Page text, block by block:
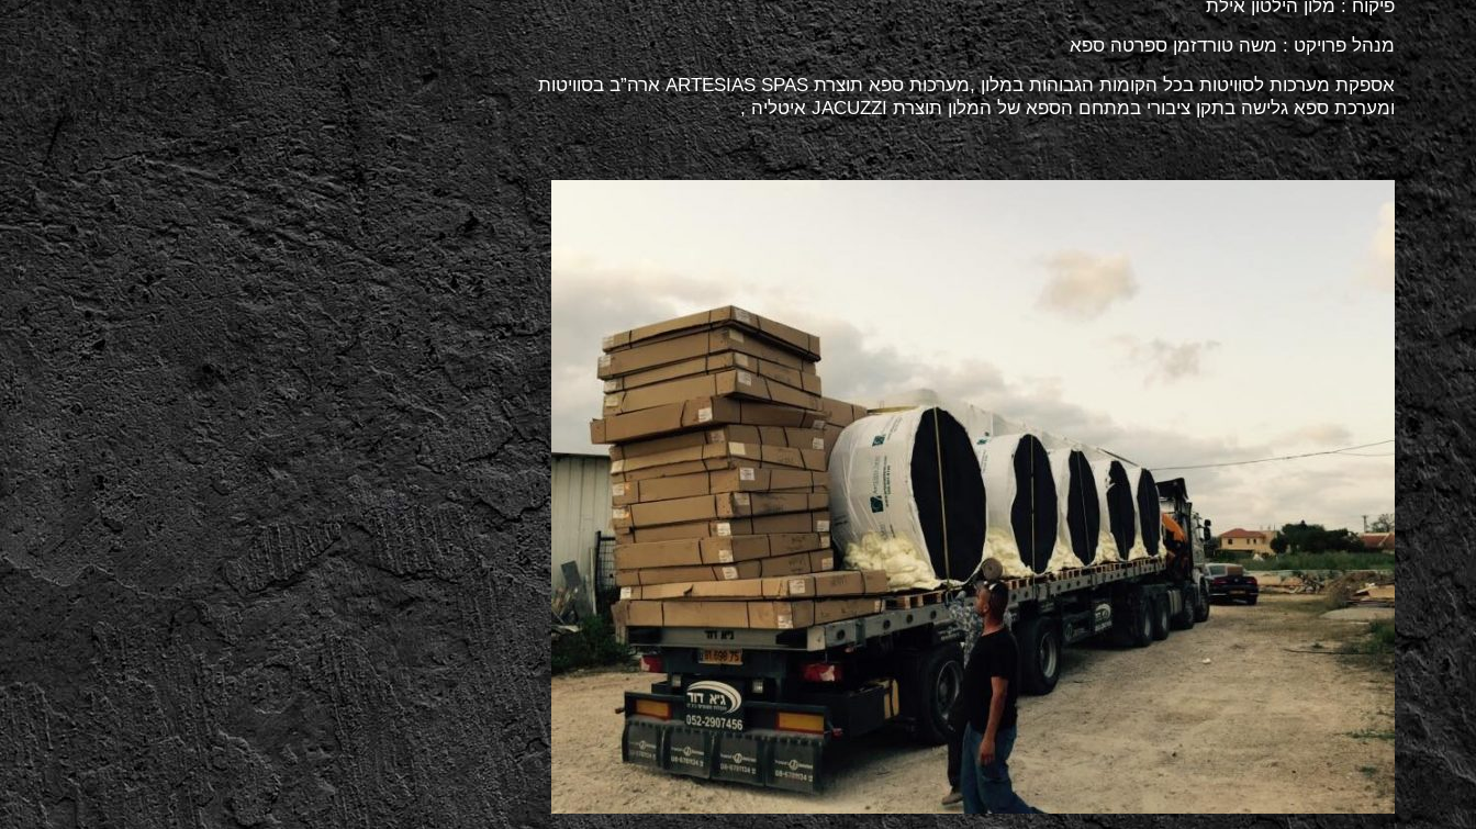
פיקוח : מלון הילטון אילת
מנהל פרויקט : משה טורדזמן ספרטה ספא
אספקת מערכות לסוויטות בכל הקומות הגבוהות במלון ,מערכות ספא תוצרת ARTESIAS SPAS ארה”ב בסוויטות
ומערכת ספא גלישה בתקן ציבורי במתחם הספא של המלון תוצרת JACUZZI איטליה ,